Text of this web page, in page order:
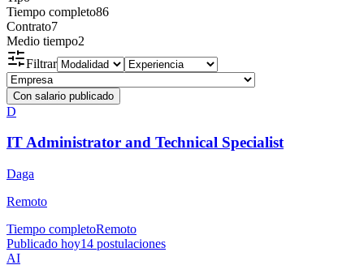
Tiempo completo86
Contrato7
Medio tiempo2
Filtrar
Con salario publicado
D
IT Administrator and Technical Specialist
Daga
Remoto
Tiempo completoRemoto
Publicado hoy14 postulaciones
AI